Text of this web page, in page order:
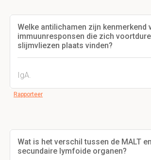
Welke antilichamen zijn kenmerkend
immuunresponsen die zich
slijmvliezen plaats vinden?
IgA.
Rapporteer
Wat is het verschil tussen de MALT
secundaire lymfoide organen?